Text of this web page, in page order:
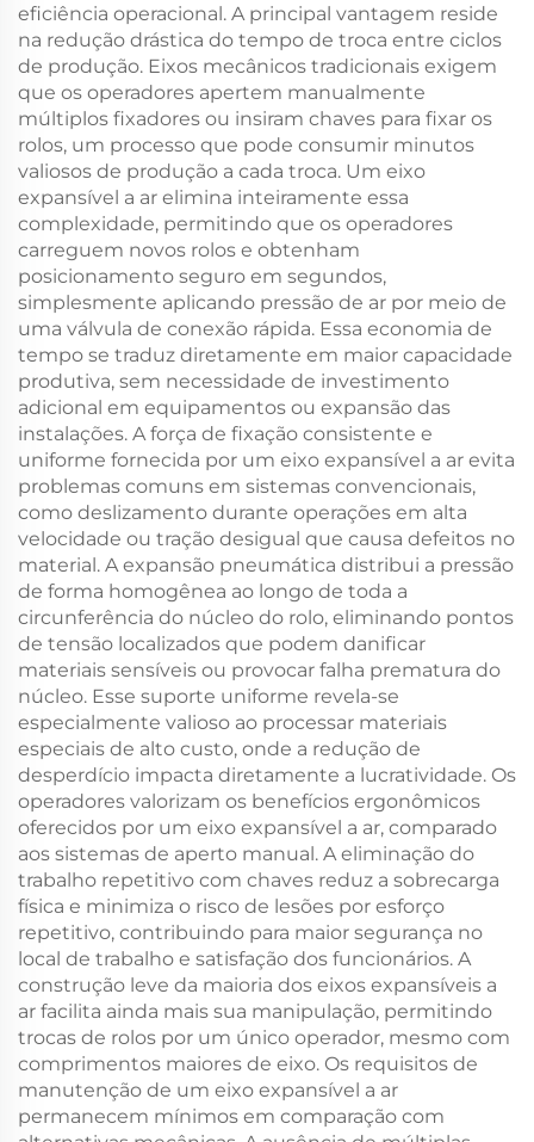
eficiência operacional. A principal vantagem reside
na redução drástica do tempo de troca entre ciclos
de produção. Eixos mecânicos tradicionais exigem
que os operadores apertem manualmente
múltiplos fixadores ou insiram chaves para fixar os
rolos, um processo que pode consumir minutos
valiosos de produção a cada troca. Um eixo
expansível a ar elimina inteiramente essa
complexidade, permitindo que os operadores
carreguem novos rolos e obtenham
posicionamento seguro em segundos,
simplesmente aplicando pressão de ar por meio de
uma válvula de conexão rápida. Essa economia de
tempo se traduz diretamente em maior capacidade
produtiva, sem necessidade de investimento
adicional em equipamentos ou expansão das
instalações. A força de fixação consistente e
uniforme fornecida por um eixo expansível a ar evita
problemas comuns em sistemas convencionais,
como deslizamento durante operações em alta
velocidade ou tração desigual que causa defeitos no
material. A expansão pneumática distribui a pressão
de forma homogênea ao longo de toda a
circunferência do núcleo do rolo, eliminando pontos
de tensão localizados que podem danificar
materiais sensíveis ou provocar falha prematura do
núcleo. Esse suporte uniforme revela-se
especialmente valioso ao processar materiais
especiais de alto custo, onde a redução de
desperdício impacta diretamente a lucratividade. Os
operadores valorizam os benefícios ergonômicos
oferecidos por um eixo expansível a ar, comparado
aos sistemas de aperto manual. A eliminação do
trabalho repetitivo com chaves reduz a sobrecarga
física e minimiza o risco de lesões por esforço
repetitivo, contribuindo para maior segurança no
local de trabalho e satisfação dos funcionários. A
construção leve da maioria dos eixos expansíveis a
ar facilita ainda mais sua manipulação, permitindo
trocas de rolos por um único operador, mesmo com
comprimentos maiores de eixo. Os requisitos de
manutenção de um eixo expansível a ar
permanecem mínimos em comparação com